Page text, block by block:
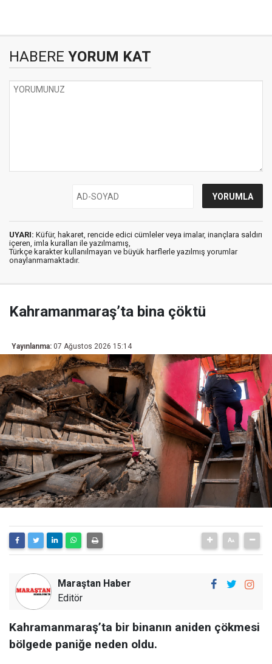
HABERE YORUM KAT
UYARI: Küfür, hakaret, rencide edici cümleler veya imalar, inançlara saldırı
içeren, imla kuralları ile yazılmamış,
Türkçe karakter kullanılmayan ve büyük harflerle yazılmış yorumlar
onaylanmamaktadır.
Kahramanmaraş’ta bina çöktü
Yayınlanma: 07 Ağustos 2026 15:14
Maraştan Haber
Editör
Kahramanmaraş’ta bir binanın aniden çökmesi
bölgede paniğe neden oldu.